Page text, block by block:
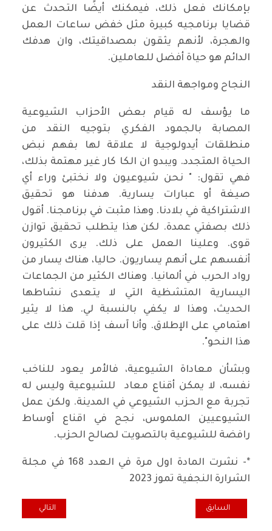
بإمكانك فعل ذلك، فيمكنك أيضًا التحدث عن
قضايا برنامجيه كبيرة مثل خفض ساعات العمل
والهجرة، لأنهم يثقون بمصداقيتك، وان هدفك
الدائم هو حياة أفضل للعاملين.
النجاح ومواجهة النقد
ما يؤسف له قيام بعض الأحزاب الشيوعية
المصابة بالجمود الفكري بتوجيه النقد من
منطلقات أيدولوجية لا علاقة لها بفهم نبض
الحياة المتجدد. ويبدو ان الكا كار غير مهتمة بذلك،
فهي تقول: " نحن شيوعيون ولا نختبئ وراء أي
صيغة أو عبارات يسارية. هدفنا هو تحقيق
الاشتراكية في بلادنا. وهذا مثبت في برنامجنا. أقول
ذلك بصفتي عمدة. لكن هذا يتطلب تحقيق توازن
قوى. وعلينا العمل على ذلك. يرى الكثيرون
أنفسهم على أنهم يساريون. حاليا، هناك يسار من
رواد الحرب في ألمانيا. وهناك الكثير من الجماعات
اليسارية المتشظية التي لا يتعدى نشاطها
الحديث، وهذا لا يكفي بالنسبة لي. هذا لا يثير
اهتمامي على الإطلاق. وأنا آسف إذا قلت ذلك على
هذا النحو".
وبشأن معاداة الشيوعية، فالأمر يعود للناخب
نفسه، لا يمكن أقناع معاد للشيوعية وليس له
تجربة مع الحزب الشيوعي في المدينة. ولكن عمل
الشيوعيين الملموس، نجح في اقناع أوساط
رافضة للشيوعية بالتصويت لصالح الحزب.
*- نشرت المادة اول مرة في العدد 168 في مجلة
الشرارة النجفية تموز 2023
المقال السابق: الدولار يطوح بالدينار العراقي .. والبنكك المركزي لم يسع
السابق المقال التالي: في الذكرى ال 65
التالي